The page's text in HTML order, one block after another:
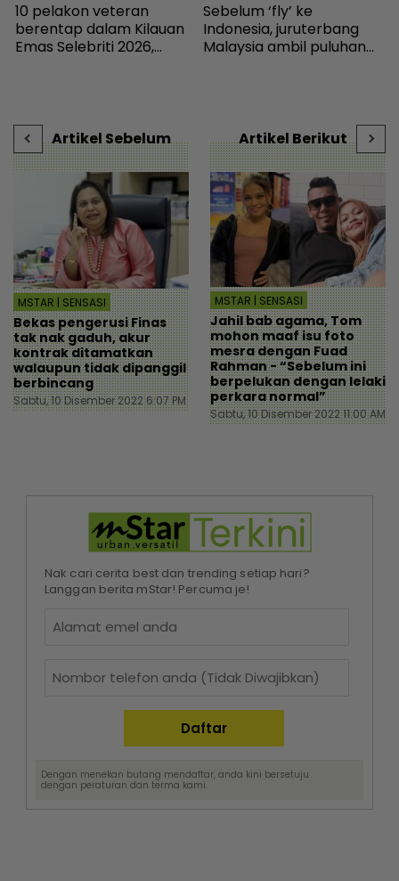
10 pelakon veteran
berentap dalam Kilauan
Emas Selebriti 2026,
Sebelum ‘fly’ ke
Indonesia, juruterbang
Malaysia ambil puluhan
Artikel Sebelum
MSTAR | SENSASI
Bekas pengerusi Finas
tak nak gaduh, akur
kontrak ditamatkan
walaupun tidak dipanggil
berbincang
Sabtu, 10 Disember 2022 6:07 PM
Artikel Berikut
MSTAR | SENSASI
Jahil bab agama, Tom
mohon maaf isu foto
mesra dengan Fuad
Rahman - “Sebelum ini
berpelukan dengan lelaki
perkara normal”
Sabtu, 10 Disember 2022 11:00 AM
Nak cari cerita best dan trending setiap hari?
Langgan berita mStar! Percuma je!
Dengan menekan butang mendaftar, anda kini bersetuju
dengan peraturan dan terma kami.